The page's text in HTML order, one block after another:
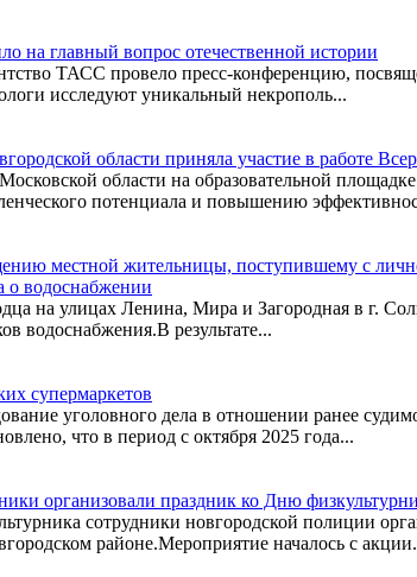
на главный вопрос отечественной истории
ТАСС провело пресс-конференцию,
исследуют уникальный некрополь...
области приняла участие в работе
области на образовательной
потенциала и повышению
местной жительницы, поступившему с
о водоснабжении
на улицах Ленина, Мира и Загородная в г.
водоснабжения.В результате...
супермаркетов
уголовного дела в отношении ранее
что в период с октября 2025 года...
организовали праздник ко Дню
сотрудники новгородской полиции
районе.Мероприятие началось с